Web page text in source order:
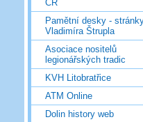
ČR
Pamětní desky -
Vladimíra Štrupla
Asociace nositelů
legionářských tradic
KVH Litobratřice
ATM Online
Dolin history web